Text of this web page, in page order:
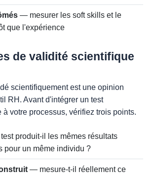
— mesurer les soft skills et le
que l'expérience
de validité scientifique
scientifiquement est une opinion
RH. Avant d'intégrer un test
à votre processus, vérifiez trois points.
produit-il les mêmes résultats
pour un même individu ?
— mesure-t-il réellement ce